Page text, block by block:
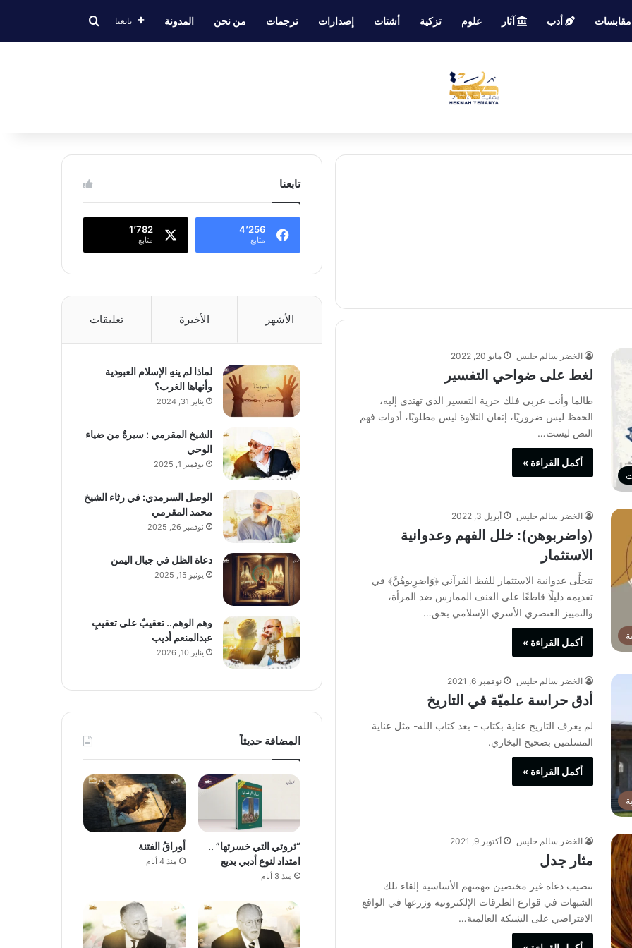
أدب آثار علوم تزكية أشتات إصدارات ترجمات من نحن المدونة تابعنا
الخضر سالم حليس مايو 20, 2022
لغط على ضواحي التفسير
طالما وأنت عربي فلك حرية التفسير الذي تهتدي إليه،
الحفظ ليس ضروريًا، إتقان التلاوة ليس مطلوبًا، أدوات فهم
النص ليست…
أكمل القراءة »
الخضر سالم حليس أبريل 3, 2022
(واضربوهن): خلل الفهم وعدوانية
الاستثمار
تتجلَّى عدوانية الاستثمار للفظ القرآني ﴿وَاضرِبوهُنَّ﴾ في
تقديمه دليلًا قاطعًا على العنف الممارس ضد المرأة،
والتمييز العنصري الأسري الإسلامي بحق…
أكمل القراءة »
الخضر سالم حليس نوفمبر 6, 2021
أدق حراسة علميّة في التاريخ
لم يعرف التاريخ عناية بكتاب - بعد كتاب الله- مثل عناية
المسلمين بصحيح البخاري.
أكمل القراءة »
الخضر سالم حليس أكتوبر 9, 2021
مثار جدل
تنصيب دعاة غير مختصين مهمتهم الأساسية إلقاء تلك
الشبهات في قوارع الطرقات الإلكترونية وزرعها في الواقع
الافتراضي على الشبكة العالمية…
تابعنا
4٬256
متابع
1٬782
متابع
الأشهر الأخيرة تعليقات
لماذا لم ينهِ الإسلام العبودية
وأنهاها الغرب؟
يناير 31, 2024
الشيخ المقرمي : سيرةٌ من ضياء
الوحي
نوفمبر 1, 2025
الوصل السرمدي: في رثاء الشيخ
محمد المقرمي
نوفمبر 26, 2025
دعاة الظل في جبال اليمن
يونيو 15, 2025
وهم الوهم.. تعقيبٌ على تعقيبِ
عبدالمنعم أديب
يناير 10, 2026
المضافة حديثاً
“ثروتي التي خسرتها” ..
امتداد لنوع أدبي بديع
منذ 3 أيام
أوراقُ الفتنة
منذ 4 أيام